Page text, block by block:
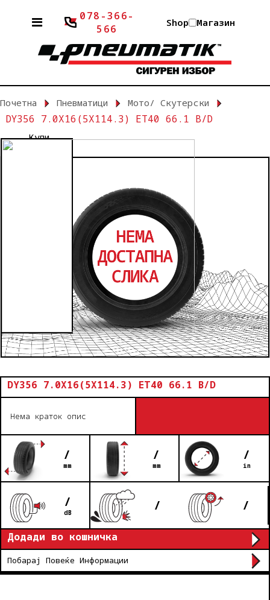
078-366-
566
Shop Магазин
Почетна Пневматици Мото/ Скутерски
DY356 7.0X16(5X114.3) ET40 66.1 B/D
Купи
DY356 7.0X16(5X114.3) ET40 66.1 B/D
Нема краток опис
/
mm
/
mm
/
in
/
dB / /
Додади во кошничка
Побарај Повеќе Информации